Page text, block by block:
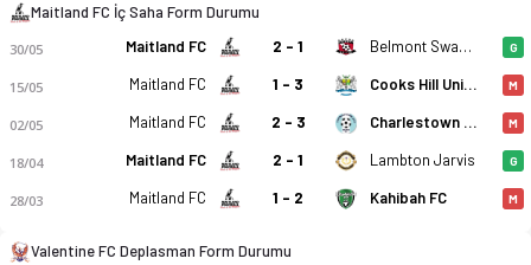
Maitland FC İç Saha Form Durumu
30/05 Maitland FC 2 - 1 Belmont Swansea United FK G
15/05 Maitland FC 1 - 3 Cooks Hill United M
02/05 Maitland FC 2 - 3 Charlestown Azzurri FC M
18/04 Maitland FC 2 - 1 Lambton Jarvis G
28/03 Maitland FC 1 - 2 Kahibah FC M
Valentine FC Deplasman Form Durumu